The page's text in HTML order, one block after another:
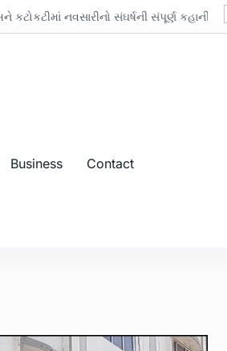
નવસારીનો સંઘર્ષની સંપૂર્ણ કહાની
Business Contact